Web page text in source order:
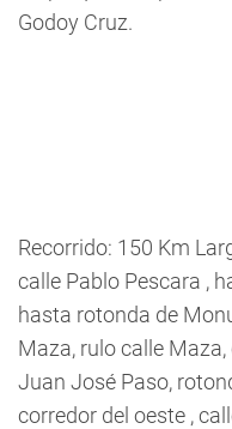
Godoy Cruz.
Recorrido: 150 Km
calle Pablo Pescara ,
hasta rotonda de
Maza, rulo calle
Juan José Paso,
corredor del oeste ,